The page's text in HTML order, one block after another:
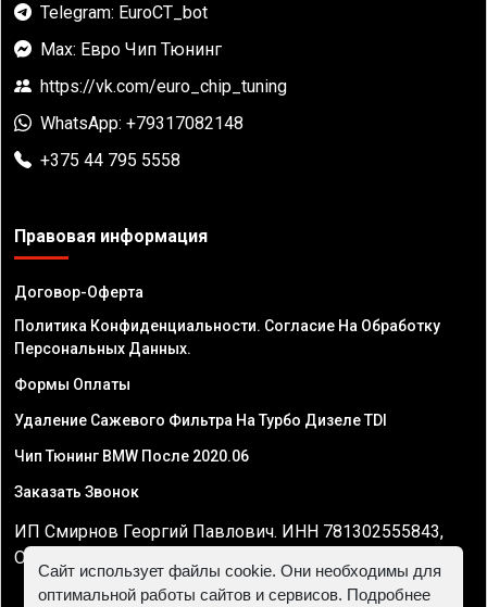
Telegram: EuroCT_bot
Max: Евро Чип Тюнинг
https://vk.com/euro_chip_tuning
WhatsApp: +79317082148
+375 44 795 5558
Правовая информация
Договор-Оферта
Политика Конфиденциальности. Согласие На Обработку
Персональных Данных.
Формы Оплаты
Удаление Сажевого Фильтра На Турбо Дизеле TDI
Чип Тюнинг BMW После 2020.06
Заказать Звонок
ИП Смирнов Георгий Павлович. ИНН 781302555843,
ОГРНИП 324470400032610
Сайт использует файлы cookie. Они необходимы для
оптимальной работы сайтов и сервисов. Подробнее